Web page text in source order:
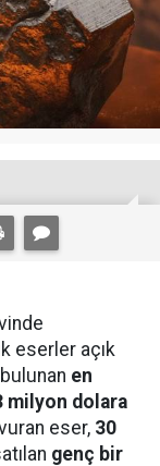
eserler açık
en
milyon dolara
eser, 30
genç bir